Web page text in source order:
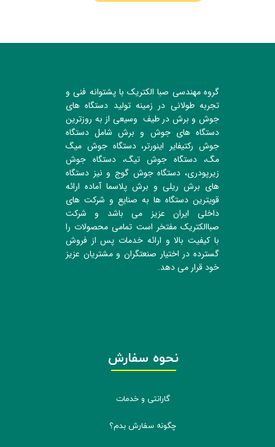
گروه مهندسی صبا الکتریک با پشتوانه فنی و
تجربه طولانی در زمینه تولید دستگاه های
جوش و برش در طیف وسیعی از به روزترین
دستگاه های جوش و برش شامل دستگاه
جوش رکتیفایر اینورتر، دستگاه جوش میگ
مگ، دستگاه جوش تیگ، دستگاه جوش
زیرپودری، دستگاه جوش گوج و نیز دستگاه
های برش ریلی و برش پلاسما آماده ارائه
قویترین دستگاه ها به صنایع و شرکت های
داخلی ایران عزیز می باشد و شرکت
صباالکتریک مفتخر است تمامی محصولات را
با کیفیت بالا و ارائه خدمات پس از فروش
گسترده در اختیار صنعتگران و مشتریان عزیز
خود قرار می دهد.
نحوه سفارش
گارانتی و خدمات
چگونه سفارش بدم؟